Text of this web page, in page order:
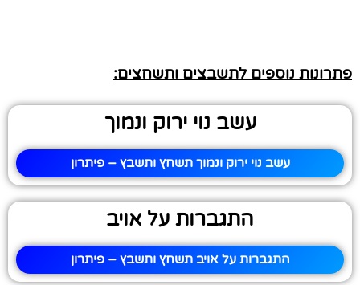
פתרונות נוספים לתשבצים ותשחצים:
עשב נוי ירוק ונמוך
עשב נוי ירוק ונמוך תשחץ ותשבץ – פיתרון
התגברות על אויב
התגברות על אויב תשחץ ותשבץ – פיתרון